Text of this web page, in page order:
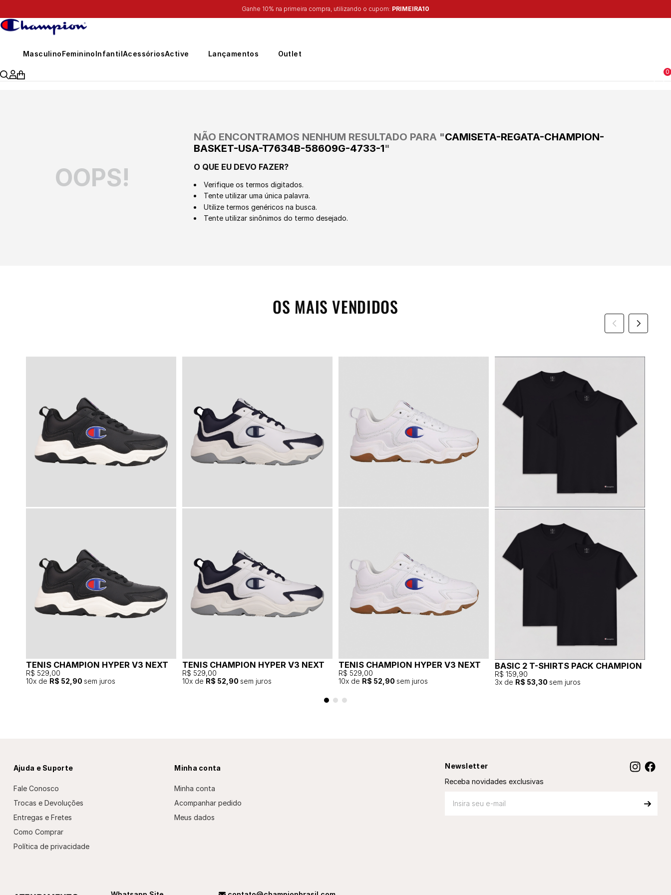
Frete Grátispara região Sudeste em pedidos acima de R$ 399,00
MasculinoFemininoInfantilAcessóriosActive Lançamentos Outlet
0
OOPS!
NÃO ENCONTRAMOS NENHUM RESULTADO PARA "CAMISETA-REGATA-CHAMPION-
BASKET-USA-T7634B-58609G-4733-1"
O QUE EU DEVO FAZER?
Verifique os termos digitados.
Tente utilizar uma única palavra.
Utilize termos genéricos na busca.
Tente utilizar sinônimos do termo desejado.
OS MAIS VENDIDOS
TENIS CHAMPION HYPER V3 NEXT
R$ 529,00
10x de R$ 52,90 sem juros
TENIS CHAMPION HYPER V3 NEXT
R$ 529,00
10x de R$ 52,90 sem juros
TENIS CHAMPION HYPER V3 NEXT
R$ 529,00
10x de R$ 52,90 sem juros
BASIC 2 T-SHIRTS PACK CHAMPION
R$ 159,90
3x de R$ 53,30 sem juros
Newsletter
Receba novidades exclusivas
Ajuda e Suporte
Fale Conosco
Trocas e Devoluções
Entregas e Fretes
Como Comprar
Política de privacidade
Minha conta
Minha conta
Acompanhar pedido
Meus dados